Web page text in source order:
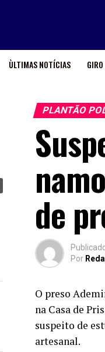
ÙLTIMAS NOTÍCIAS
PLANTÃO
de
Por
O preso
na Casa de
suspeito de
artesanal.